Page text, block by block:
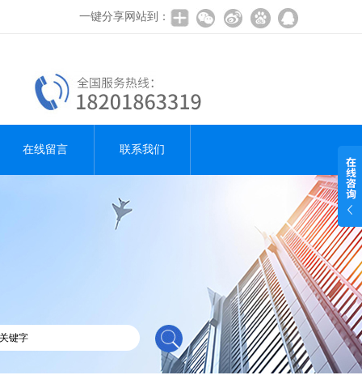
一键分享网站到：
在线留言 联系我们